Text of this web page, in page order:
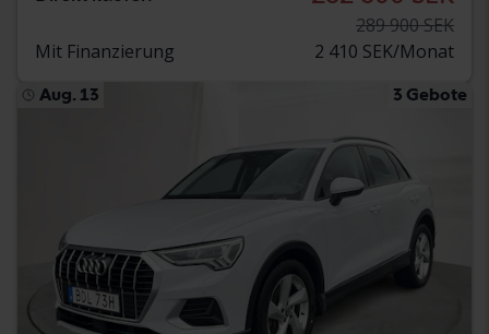
289 900 SEK
Mit Finanzierung
2 410 SEK/Monat
Aug. 13 3 Gebote